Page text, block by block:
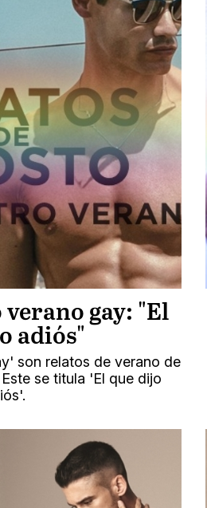
gay: "El
adiós"
son relatos de verano de
se titula 'El que dijo